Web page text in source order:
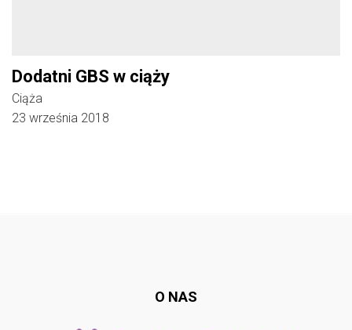
Dodatni GBS w ciąży
Ciąża
23 września 2018
O NAS